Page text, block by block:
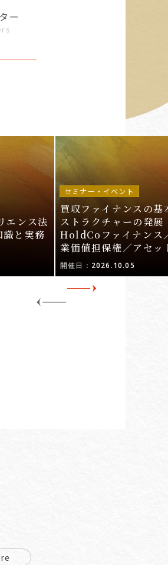
ー
エンス法
識と実務
セミナー・イベント
買収ファイナンスの基
ストラクチャーの発展
HoldCoファイナンス
業価値担保権／アセッ
活用〜
開催日：2026.10.05